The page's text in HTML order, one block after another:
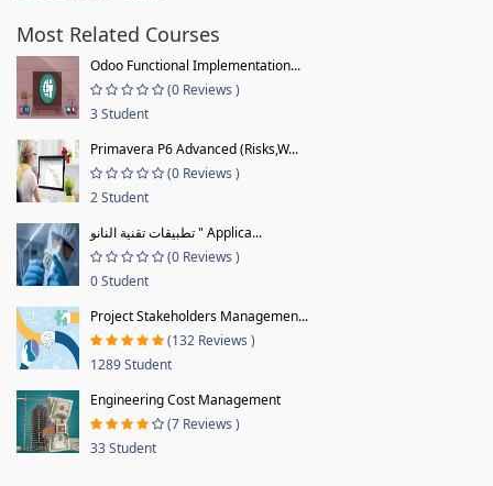
Most Related Courses
Odoo Functional Implementation...
(0 Reviews )
3 Student
Primavera P6 Advanced (Risks,W...
(0 Reviews )
2 Student
تطبيقات تقنية النانو " Applica...
(0 Reviews )
0 Student
Project Stakeholders Managemen...
(132 Reviews )
1289 Student
Engineering Cost Management
(7 Reviews )
33 Student